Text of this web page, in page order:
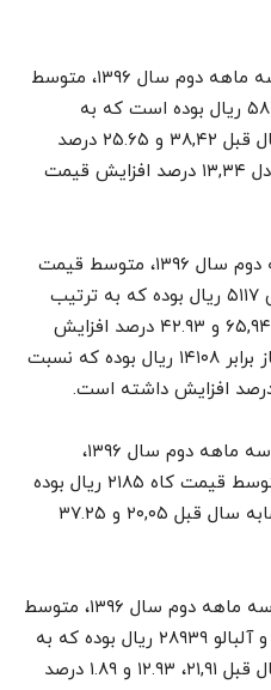
در بخش محصولات جالیزی در سه ماهه دوم سال ۱۳۹۶، متوسط
قیمت هندوانه ۲۶۱۸ و خربزه ۵۸۴۳ ریال بوده است که به
ترتیب نسبت به فصل مشابه سال قبل ۳۸,۴۲ و ۲۵.۶۵ درصد
کاهش و خیار با ۱۱۲۳۶ ریال معادل ۱۳,۳۴ درصد افزایش قیمت
در بخش سبزیجات در سه ماهه دوم سال ۱۳۹۶، متوسط قیمت
سیب زمینی ۵۹۶۰ و گوجه فرنگی ۵۱۱۷ ریال بوده که به ترتیب
نسبت به فصل مشابه سال قبل ۶۵,۹۴ و ۴۲.۹۳ درصد افزایش
داشته­است. و متوسط قیمت پیاز برابر ۱۴۱۰۸ ریال بوده که نسبت
در بخش محصولات علوفه‌ای در سه ماهه دوم سال ۱۳۹۶،
متوسط قیمت یونجه ۸۶۶۷ و متوسط قیمت کاه ۲۱۸۵ ریال بوده
که به ترتیب نسبت به فصل مشابه سال قبل ۲۰,۰۵ و ۳۷.۲۵
در بخش میوه‌های هسته‌دار در سه ماهه دوم سال ۱۳۹۶، متوسط
قیمت زردآلو ۲۳۵۱۷، هلو ۱۸۸۰۶ و آلبالو ۲۸۹۳۹ ریال بوده که به
ترتیب نسبت به فصل مشابه سال قبل ۲۱,۹۱، ۱۲.۹۳ و ۱.۸۹ درصد